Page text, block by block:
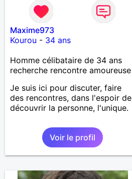
Maxime973
Kourou - 34 ans
Homme célibataire de 34 ans
recherche rencontre amoureuse
Je suis ici pour discuter, faire
des rencontres, dans l'espoir de
découvrir la personne, l'unique.
Voir le profil